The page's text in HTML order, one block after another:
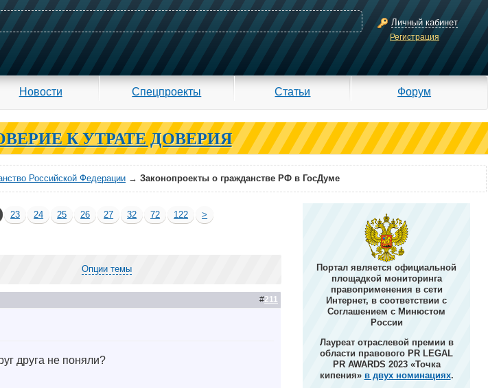
Личный кабинет
Регистрация
Новости Спецпроекты Статьи Форум
К УТРАТЕ ДОВЕРИЯ
Российской Федерации → Законопроекты о гражданстве РФ в ГосДуме
23 24 25 26 27 32 72 122
>
Опции темы
#211
друга не поняли?
Портал является официальной
площадкой мониторинга
правоприменения в сети
Интернет, в соответствии с
Соглашением с Минюстом
России
Лауреат отраслевой премии в
области правового PR LEGAL
PR AWARDS 2023 «Точка
кипения» в двух номинациях.